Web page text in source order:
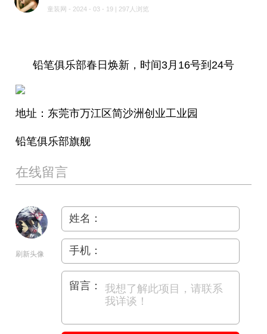
童装网 - 2024 - 03 - 19 | 297人浏览
铅笔俱乐部春日焕新，时间3月16号到24号
地址：东莞市万江区简沙洲创业工业园
铅笔俱乐部旗舰
在线留言
刷新头像
姓名：
手机：
留言：